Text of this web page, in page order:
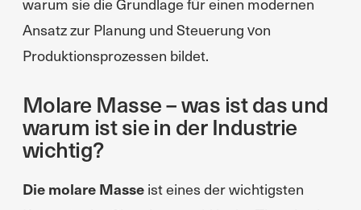
Ansatz zur Planung und Steuerung von
Produktionsprozessen bildet.
Molare Masse – was ist das und
warum ist sie in der Industrie
wichtig?
Die molare Masse ist eines der wichtigsten